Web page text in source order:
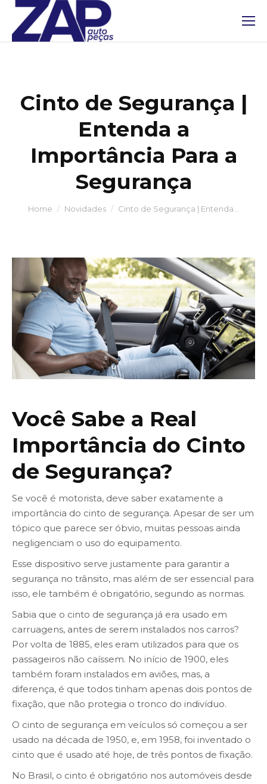
Cinto de Segurança |
Entenda a
Importância Para a
Segurança
You are here:
Home Novidades Cinto de Segurança | Entenda…
Você Sabe a Real
Importância do Cinto
de Segurança?
Se você é motorista, deve saber exatamente a
importância do cinto de segurança. Apesar de ser um
tópico que parece ser óbvio, muitas pessoas ainda
negligenciam o uso do equipamento.
Esse dispositivo serve justamente para garantir a
segurança no trânsito, mas além de ser essencial para
isso, ele também é obrigatório, segundo as normas.
Sabia que o cinto de segurança já era usado em
carruagens, antes de serem instalados nos carros?
Por volta de 1885, eles eram utilizados para que os
passageiros não caíssem. No início de 1900, eles
também foram instalados em aviões, mas, a
diferença, é que todos tinham apenas dois pontos de
fixação, que não protegia o tronco do indivíduo.
O cinto de segurança em veículos só começou a ser
usado na década de 1950, e, em 1958, foi inventado o
cinto que é usado até hoje, de três pontos de fixação.
No Brasil, o cinto é obrigatório nos automóveis desde